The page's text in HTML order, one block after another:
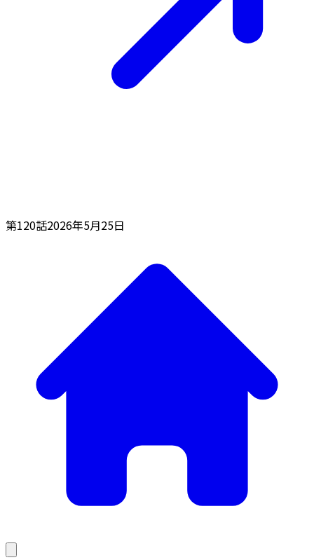
第120話2026年5月25日